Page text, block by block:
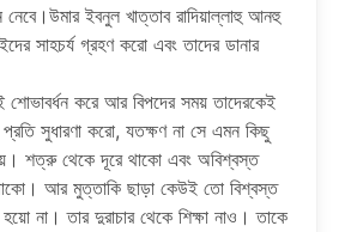
ইবনুল খাত্তাব রাদিয়াল্লাহু আনহু
সাহচর্য গ্রহণ করো এবং তাদের ডানার
শোভাবর্ধন করে আর বিপদের সময় তাদেরকেই
সুধারণা করো, যতক্ষণ না সে এমন কিছু
শত্রু থেকে দূরে থাকো এবং অবিশ্বস্ত
আর মুত্তাকি ছাড়া কেউই তো বিশ্বস্ত
না। তার দুরাচার থেকে শিক্ষা নাও। তাকে